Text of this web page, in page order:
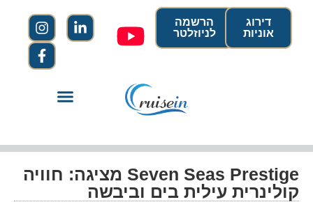
הרשמה
לניוזלטר
דירוג
אוניות
Seven Seas Prestige מציגה: חוויה
קולינרית עילית בים וביבשה